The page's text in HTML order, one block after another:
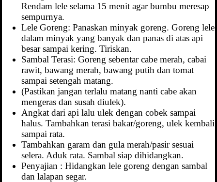
Rendam lele selama 15 menit agar bumbu meresap
sempurnya.
Lele Goreng: Panaskan minyak goreng. Goreng lele
dalam minyak yang banyak dan panas di atas api
besar sampai kering. Tiriskan.
Sambal Terasi: Goreng sebentar cabe merah, cabai
rawit, bawang merah, bawang putih dan tomat
sampai setengah matang.
(Pastikan jangan terlalu matang nanti cabe akan
mengeras dan susah diulek).
Angkat dari api lalu ulek dengan cobek sampai
halus. Tambahkan terasi bakar/goreng, ulek kembali
sampai rata.
Tambahkan garam dan gula merah/pasir sesuai
selera. Aduk rata. Sambal siap dihidangkan.
Penyajian : Hidangkan lele goreng dengan sambal
dan lalapan segar.